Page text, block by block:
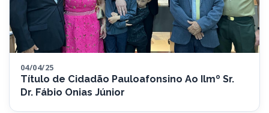
04/04/25
Título de Cidadão Pauloafonsino Ao Ilmº Sr.
Dr. Fábio Onias Júnior